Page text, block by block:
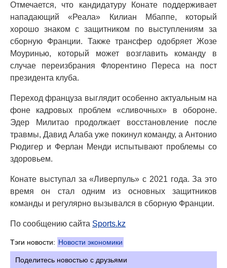
Отмечается, что кандидатуру Конате поддерживает
нападающий «Реала» Килиан Мбаппе, который
хорошо знаком с защитником по выступлениям за
сборную Франции. Также трансфер одобряет Жозе
Моуринью, который может возглавить команду в
случае переизбрания Флорентино Переса на пост
президента клуба.
Переход француза выглядит особенно актуальным на
фоне кадровых проблем «сливочных» в обороне.
Эдер Милитао продолжает восстановление после
травмы, Давид Алаба уже покинул команду, а Антонио
Рюдигер и Ферлан Менди испытывают проблемы со
здоровьем.
Конате выступал за «Ливерпуль» с 2021 года. За это
время он стал одним из основных защитников
команды и регулярно вызывался в сборную Франции.
По сообщению сайта Sports.kz
Тэги новости: Новости экономики
Поделитесь новостью с друзьями